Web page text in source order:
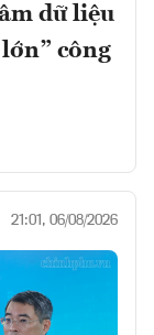
dữ liệu
công
21:01, 06/08/2026